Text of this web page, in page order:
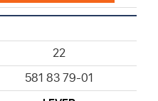
22
581 83 79-01